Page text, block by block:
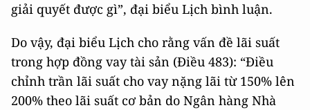
giải quyết được gì”, đại biểu Lịch bình luận.
Do vậy, đại biểu Lịch cho rằng vấn đề lãi suất
trong hợp đồng vay tài sản (Điều 483): “Điều
chỉnh trần lãi suất cho vay nặng lãi từ 150% lên
200% theo lãi suất cơ bản do Ngân hàng Nhà